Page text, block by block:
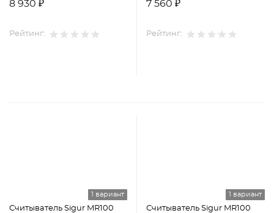
8 930 ₽
Рейтинг:
7 560 ₽
Рейтинг:
1 вариант
Считыватель Sigur MR100
1 вариант
Считыватель Sigur MR100